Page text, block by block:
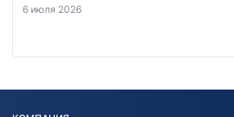
6 июля 2026